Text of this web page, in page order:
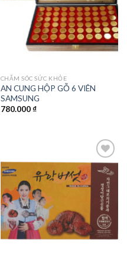
CHĂM SÓC SỨC KHỎE
AN CUNG HỘP GỖ 6 VIÊN
SAMSUNG
780.000₫
Add to
wishlist